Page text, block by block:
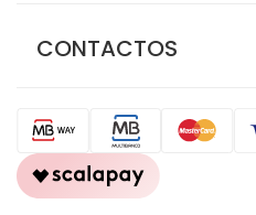
CONTACTOS